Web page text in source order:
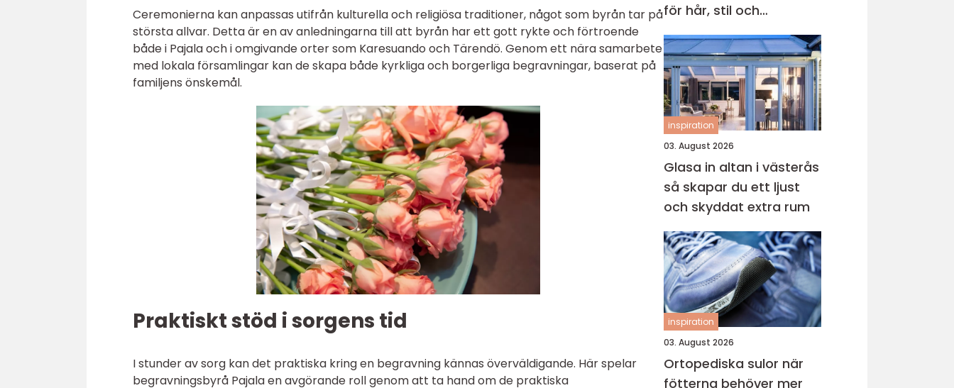
Ceremonierna kan anpassas utifrån kulturella och religiösa traditioner, något som byrån tar på
största allvar. Detta är en av anledningarna till att byrån har ett gott rykte och förtroende
både i Pajala och i omgivande orter som Karesuando och Tärendö. Genom ett nära samarbete
med lokala församlingar kan de skapa både kyrkliga och borgerliga begravningar, baserat på
familjens önskemål.
Praktiskt stöd i sorgens tid
I stunder av sorg kan det praktiska kring en begravning kännas överväldigande. Här spelar
begravningsbyrå Pajala en avgörande roll genom att ta hand om de praktiska
för hår, stil och
välmående
inspiration
03. August 2026
Glasa in altan i västerås
så skapar du ett ljust
och skyddat extra rum
inspiration
03. August 2026
Ortopediska sulor när
fötterna behöver mer